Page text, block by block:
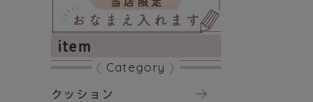
item
Category
クッション